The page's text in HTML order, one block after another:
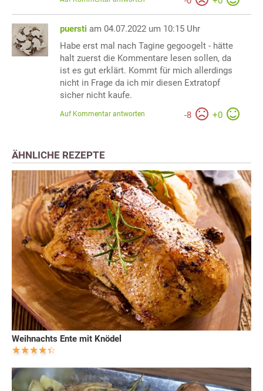
puersti am 04.07.2022 um 10:15 Uhr
Habe erst mal nach Tagine gegoogelt - hätte
halt zuerst die Kommentare lesen sollen, da
ist es gut erklärt. Kommt für mich allerdings
nicht in Frage da ich mir diesen Extratopf
sicher nicht kaufe.
-8 +0
Auf Kommentar antworten
ÄHNLICHE REZEPTE
Weihnachts Ente mit Knödel